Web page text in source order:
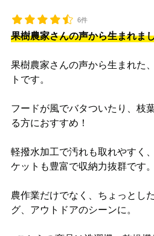
6件
果樹農家さんの声から生まれま
果樹農家さんの声から生まれた
トです。
フードが風でバタついたり、枝
る方におすすめ！
軽撥水加工で汚れも取れやすく
ケットも豊富で収納力抜群です。
農作業だけでなく、ちょっとし
グ、アウトドアのシーンに。